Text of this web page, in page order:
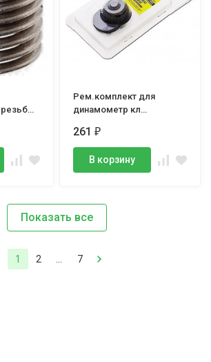
резьбы
Рем.комплект для
динамометр кл
261₽
В корзину
Показать все
1 2 7